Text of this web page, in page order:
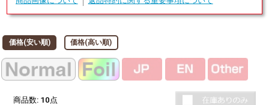
価格(安い順) 価格(高い順)
商品数: 10 点